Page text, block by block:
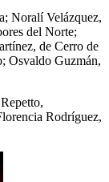
Noralí Velázquez,
del Norte;
de Cerro de
Osvaldo Guzmán,
Rodríguez,